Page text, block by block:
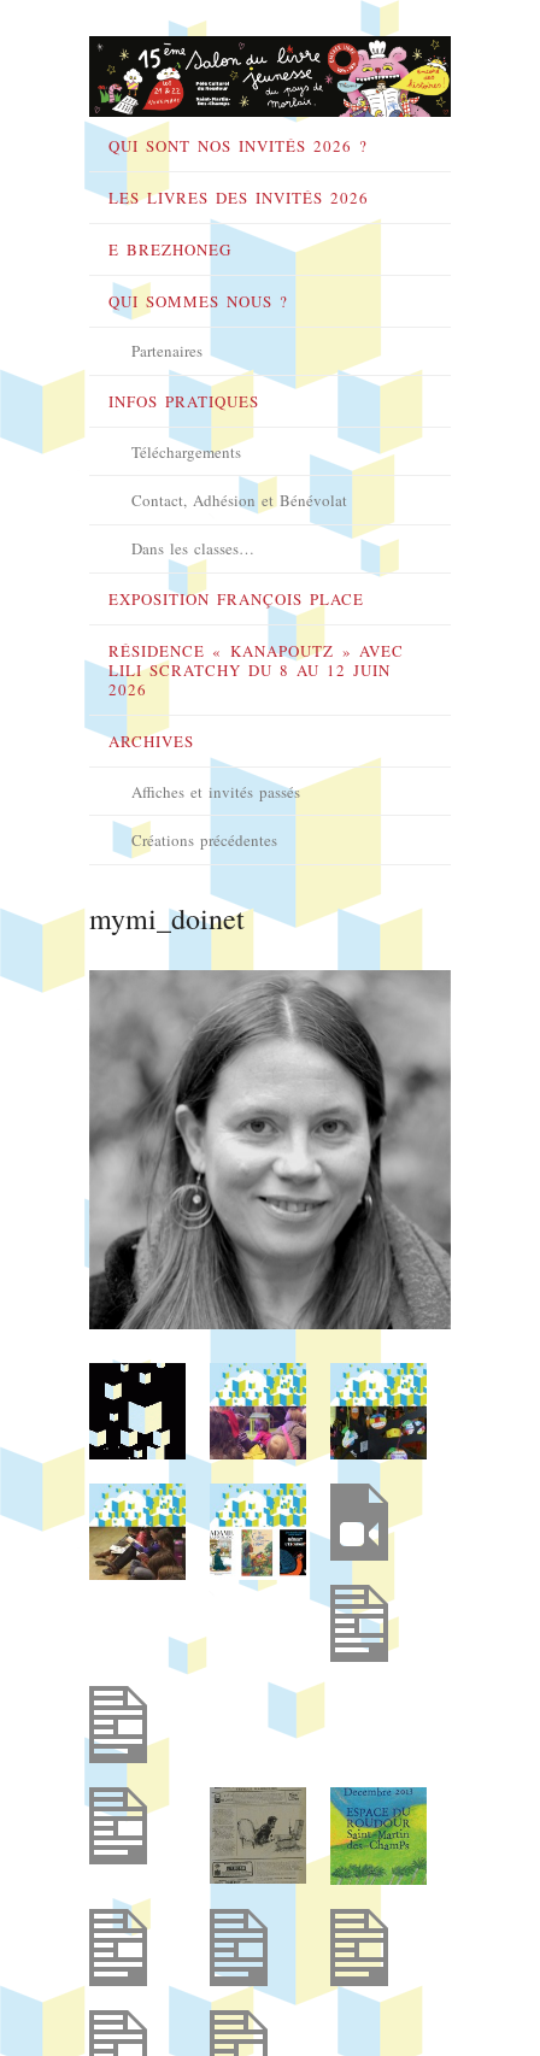
QUI SONT NOS INVITÉS 2026 ?
LES LIVRES DES INVITÉS 2026
E BREZHONEG
QUI SOMMES NOUS ?
Partenaires
INFOS PRATIQUES
Téléchargements
Contact, Adhésion et Bénévolat
Dans les classes…
EXPOSITION FRANÇOIS PLACE
RÉSIDENCE « KANAPOUTZ » AVEC
LILI SCRATCHY DU 8 AU 12 JUIN
2026
ARCHIVES
Affiches et invités passés
Créations précédentes
mymi_doinet